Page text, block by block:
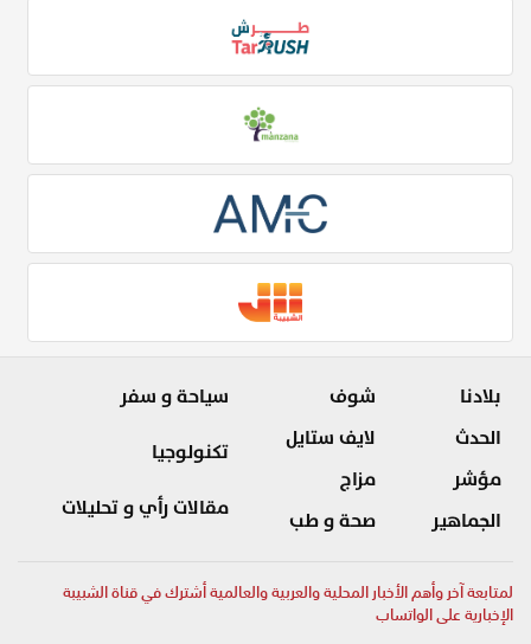
بلادنا
الحدث
مؤشر
الجماهير
شوف
لايف ستايل
مزاج
صحة و طب
سياحة و سفر
تكنولوجيا
مقالات رأي و تحليلات
لمتابعة آخر وأهم الأخبار المحلية والعربية والعالمية أشترك في قناة الشبيبة
الإخبارية على الواتساب